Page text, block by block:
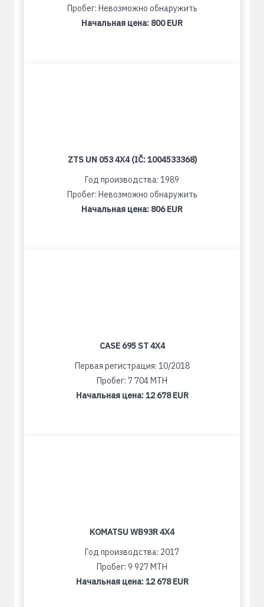
Пробег: Невозможно обнаружить
Начальная цена: 800 EUR
ZTS UN 053 4X4 (IČ: 1004533368)
Год производства: 1989
Пробег: Невозможно обнаружить
Начальная цена: 806 EUR
CASE 695 ST 4X4
Первая регистрация: 10/2018
Пробег: 7 704 MTH
Начальная цена:12 678 EUR
KOMATSU WB93R 4X4
Год производства: 2017
Пробег: 9 927 MTH
Начальная цена:12 678 EUR